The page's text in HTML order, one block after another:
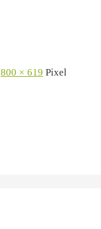
800 × 619 Pixel